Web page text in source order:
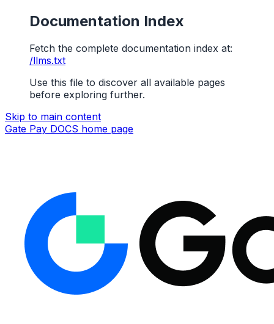
Documentation Index
Fetch the complete documentation index at:
/llms.txt
Use this file to discover all available pages
before exploring further.
Skip to main content
Gate Pay DOCS home page